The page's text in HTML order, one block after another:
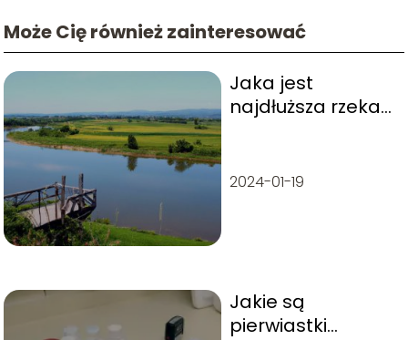
Może Cię również zainteresować
Jaka jest
najdłuższa rzeka
2024-01-19
Jakie są
pierwiastki